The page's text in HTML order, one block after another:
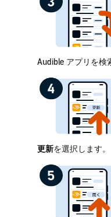
Audible アプリを検
更新を選択します。